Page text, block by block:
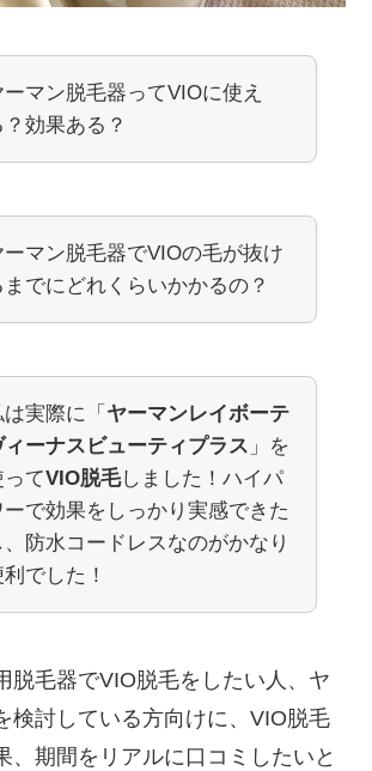
ーマン脱毛器ってVIOに使え
？効果ある？
ーマン脱毛器でVIOの毛が抜け
までにどれくらいかかるの？
は実際に「 ヤーマンレイボーテ
ィーナスビューティプラス 」を
ってVIO脱毛しました！ハイパ
ーで効果をしっかり実感できた
、防水コードレスなのがかなり
でした！
脱毛器でVIO脱毛をしたい人、ヤ
検討している方向けに、VIO脱毛
、期間をリアルに口コミしたいと